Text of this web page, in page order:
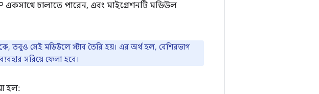
চালাতে পারেন, এবং মাইগ্রেশনটি মডিউল
তবুও সেই মডিউলে স্টাব তৈরি হয়। এর অর্থ হল, বেশিরভাগ
সরিয়ে ফেলা হবে।
হল: